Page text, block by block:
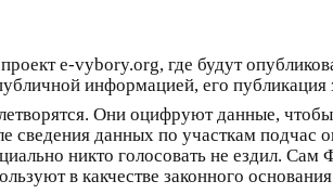
e-vybory.org, где будут
информацией, его публикация
Они оцифруют данные,
данных по участкам подчас
никто голосовать не ездил.
в какчестве законного